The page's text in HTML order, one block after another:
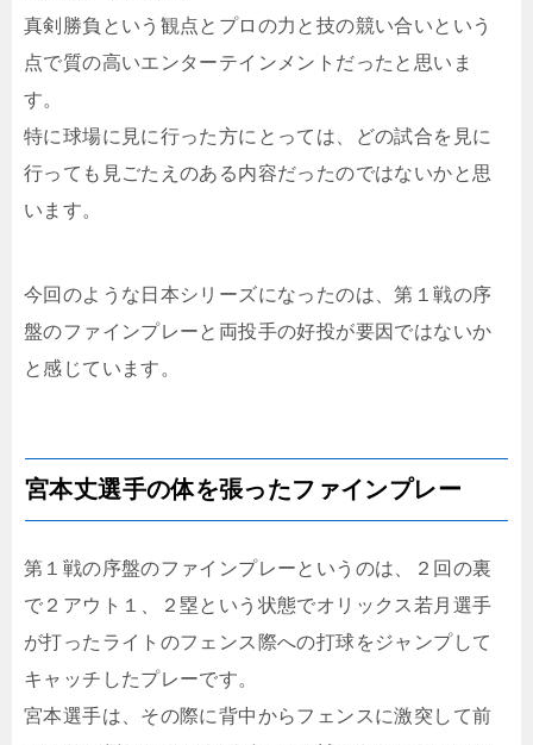
真剣勝負という観点とプロの力と技の競い合いという
点で質の高いエンターテインメントだったと思いま
す。
特に球場に見に行った方にとっては、どの試合を見に
行っても見ごたえのある内容だったのではないかと思
います。
今回のような日本シリーズになったのは、第１戦の序
盤のファインプレーと両投手の好投が要因ではないか
と感じています。
宮本丈選手の体を張ったファインプレー
第１戦の序盤のファインプレーというのは、２回の裏
で２アウト１、２塁という状態でオリックス若月選手
が打ったライトのフェンス際への打球をジャンプして
キャッチしたプレーです。
宮本選手は、その際に背中からフェンスに激突して前